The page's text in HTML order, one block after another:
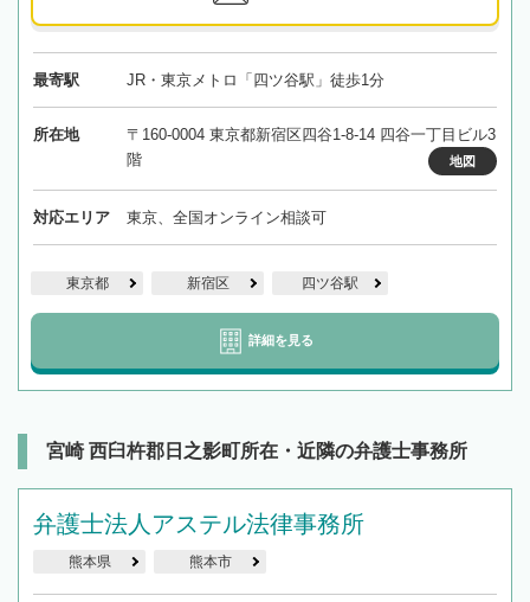
最寄駅 JR・東京メトロ「四ツ谷駅」徒歩1分
所在地
〒160-0004 東京都新宿区四谷1-8-14 四谷一丁目ビル3
階
地図
対応エリア 東京、全国オンライン相談可
東京都 新宿区 四ツ谷駅
詳細を見る
宮崎 西臼杵郡日之影町所在・近隣の弁護士事務所
弁護士法人アステル法律事務所
熊本県 熊本市